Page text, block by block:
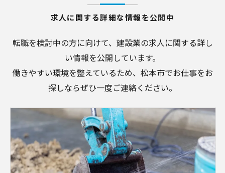
求人に関する詳細な情報を公開中
転職を検討中の方に向けて、建設業の求人に関する詳し
い情報を公開しています。
働きやすい環境を整えているため、松本市でお仕事をお
探しならぜひ一度ご連絡ください。